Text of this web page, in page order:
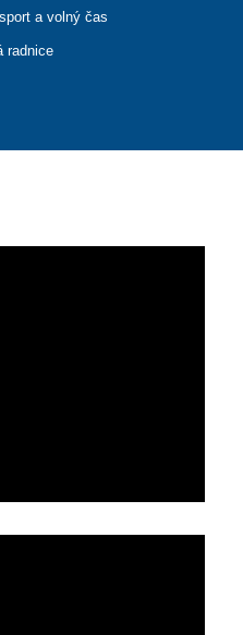
a volný čas
radnice